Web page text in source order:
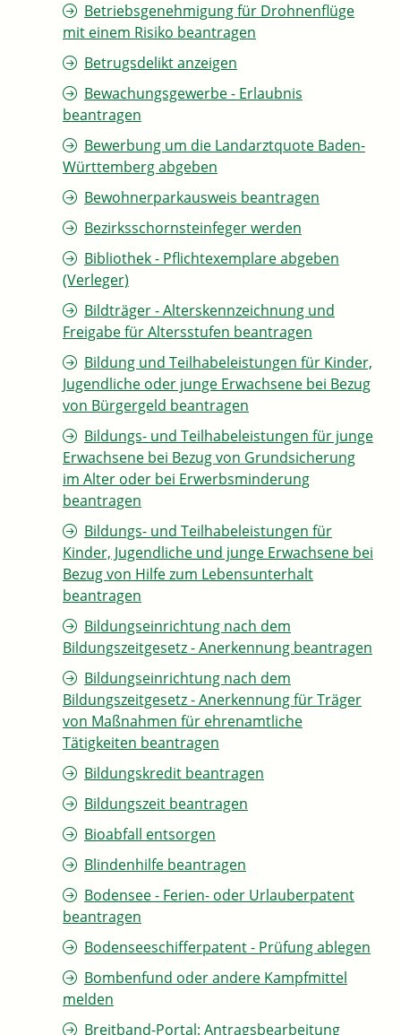
Betriebsgenehmigung für Drohnenflüge
mit einem Risiko beantragen
Betrugsdelikt anzeigen
Bewachungsgewerbe - Erlaubnis
beantragen
Bewerbung um die Landarztquote Baden-
Württemberg abgeben
Bewohnerparkausweis beantragen
Bezirksschornsteinfeger werden
Bibliothek - Pflichtexemplare abgeben
(Verleger)
Bildträger - Alterskennzeichnung und
Freigabe für Altersstufen beantragen
Bildung und Teilhabeleistungen für Kinder,
Jugendliche oder junge Erwachsene bei Bezug
von Bürgergeld beantragen
Bildungs- und Teilhabeleistungen für junge
Erwachsene bei Bezug von Grundsicherung
im Alter oder bei Erwerbsminderung
beantragen
Bildungs- und Teilhabeleistungen für
Kinder, Jugendliche und junge Erwachsene bei
Bezug von Hilfe zum Lebensunterhalt
beantragen
Bildungseinrichtung nach dem
Bildungszeitgesetz - Anerkennung beantragen
Bildungseinrichtung nach dem
Bildungszeitgesetz - Anerkennung für Träger
von Maßnahmen für ehrenamtliche
Tätigkeiten beantragen
Bildungskredit beantragen
Bildungszeit beantragen
Bioabfall entsorgen
Blindenhilfe beantragen
Bodensee - Ferien- oder Urlauberpatent
beantragen
Bodenseeschifferpatent - Prüfung ablegen
Bombenfund oder andere Kampfmittel
melden
Breitband-Portal: Antragsbearbeitung